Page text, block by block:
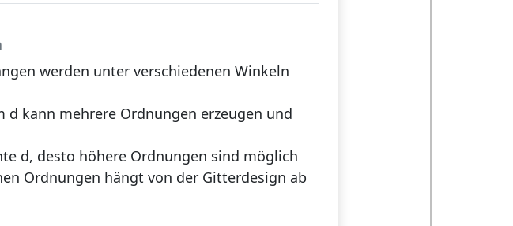
werden unter verschiedenen Winkeln
kann mehrere Ordnungen erzeugen und
d, desto höhere Ordnungen sind möglich
Ordnungen hängt von der Gitterdesign ab